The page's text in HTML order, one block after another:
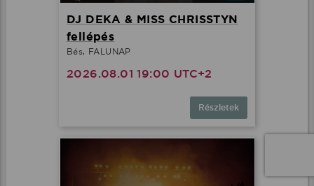
DJ DEKA & MISS CHRISSTYN
fellépés
Bés, FALUNAP
2026.08.01 19:00 UTC+2
Részletek